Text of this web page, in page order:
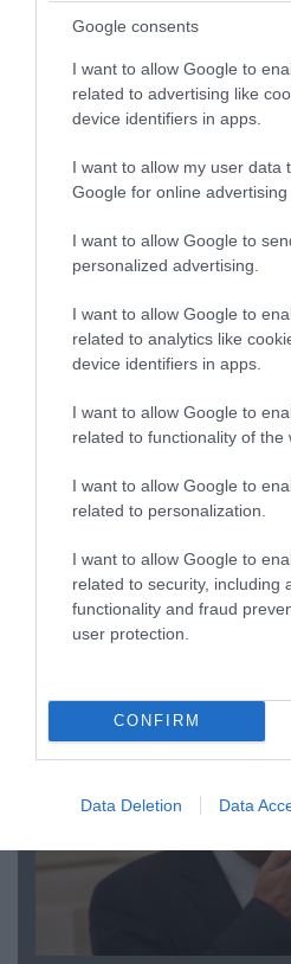
Google consents
I want to allow Google to
related to advertising like
device identifiers in apps.
I want to allow my user data
Google for online advertising
I want to allow Google to
personalized advertising.
I want to allow Google to
related to analytics like
device identifiers in apps.
I want to allow Google to
related to functionality of the
I want to allow Google to
related to personalization.
I want to allow Google to
related to security, including
functionality and fraud
user protection.
CONFIRM
Data Deletion Data
07.08.2026 | 16:02
Κ.Τσίγκας για νέα
πετούν τη νύχτα αλλά
ρίψεις νερού»
07.08.2026 | 08:02
από Σλαβιάνσκ και